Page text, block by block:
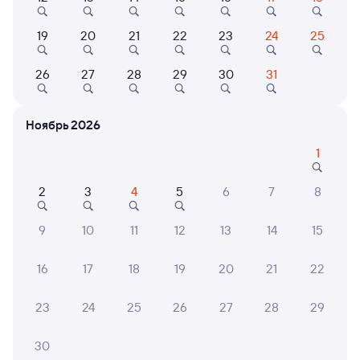
6 причин купить ж/д билеты
Подробные ответы на вопросы о поездке или
9,1
Отель
Шале
Отель
19 20 21 22 23 24 25
26 27 28 29 30 31
Ноябрь 2026
1
2 3 4 5 6 7 8
9 10 11 12 13 14 15
16 17 18 19 20 21 22
23 24 25 26 27 28 29
30